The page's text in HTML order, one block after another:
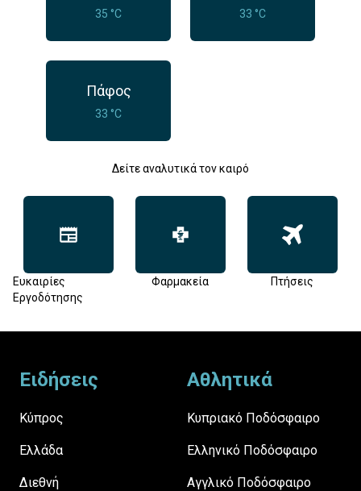
35 °C 33 °C
Πάφος
33 °C
Δείτε αναλυτικά τον καιρό
Ευκαιρίες
Εργοδότησης
Φαρμακεία Πτήσεις
Ειδήσεις
Κύπρος
Ελλάδα
Διεθνή
Αθλητικά
Κυπριακό Ποδόσφαιρο
Ελληνικό Ποδόσφαιρο
Αγγλικό Ποδόσφαιρο